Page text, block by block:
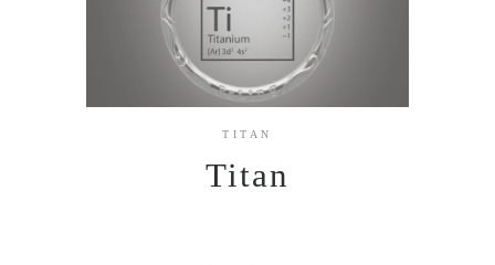
TITAN
Titan